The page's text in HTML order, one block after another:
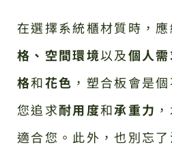
在選擇系統櫃材質時，
格、空間環境以及個人需
格和花色 ，塑合板會是
您追求耐用度和承重力
適合您。此外，也別忘了